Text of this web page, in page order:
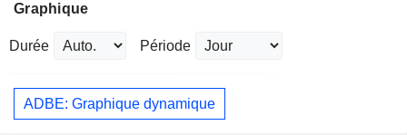
Graphique
Durée Période
ADBE: Graphique dynamique